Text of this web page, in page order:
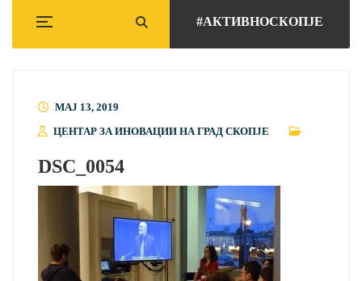
#АКТИВНОСКОПЈЕ
МАЈ 13, 2019
ЦЕНТАР ЗА ИНОВАЦИИ НА ГРАД СКОПЈЕ
DSC_0054